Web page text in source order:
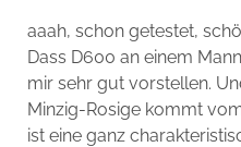
aaah, schon getestet,
Dass D600 an einem
mir sehr gut vorstellen.
Minzig-Rosige kommt
ist eine ganz